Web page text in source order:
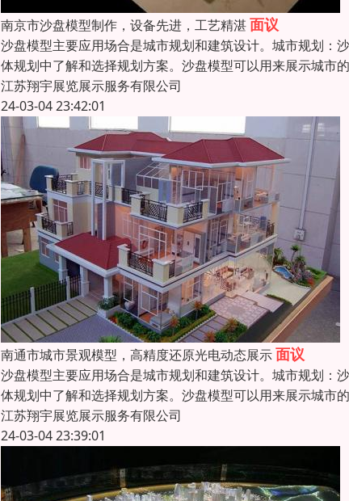
南京市沙盘模型制作，设备先进，工艺精湛面议
沙盘模型主要应用场合是城市规划和建筑设计。城市规划：
体规划中了解和选择规划方案。沙盘模型可以用来展示城市
江苏翔宇展览展示服务有限公司
24-03-04 23:42:01
南通市城市景观模型，高精度还原光电动态展示面议
沙盘模型主要应用场合是城市规划和建筑设计。城市规划：
体规划中了解和选择规划方案。沙盘模型可以用来展示城市
江苏翔宇展览展示服务有限公司
24-03-04 23:39:01